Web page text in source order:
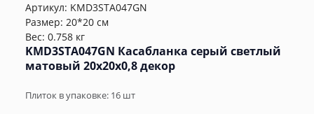
Артикул: KMD3STA047GN
Размер: 20*20 см
Вес: 0.758 кг
KMD3STA047GN Касабланка серый светлый
матовый 20x20x0,8 декор
Плиток в упаковке: 16 шт